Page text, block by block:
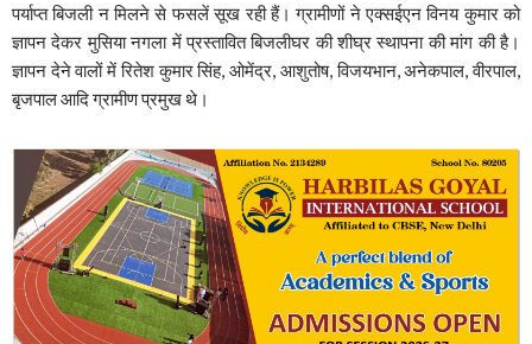
पर्याप्त बिजली न मिलने से फसलें सूख रही हैं। ग्रामीणों ने एक्सईएन विनय कुमार को
ज्ञापन देकर मुसिया नगला में प्रस्तावित बिजलीघर की शीघ्र स्थापना की मांग की है।
ज्ञापन देने वालों में रितेश कुमार सिंह, ओमेंद्र, आशुतोष, विजयभान, अनेकपाल, वीरपाल,
बृजपाल आदि ग्रामीण प्रमुख थे।